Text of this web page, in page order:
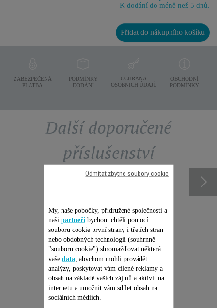
K dodání do méně než 5 dnů.
Přidat do nákupního košíku
ZABEZPEČENÁ
PLATBA
PODMÍNKY
DODÁNÍ
OCHRANA
OSOBNICH ÚDAJÙ
OBCHODNÍ
PODMÍNKY
Další doporučené
příslušenství
JEDNORÁZOVÁ PEVNÁ
CENA OPRAVY -
My, naše pobočky, přidružené společnosti a
naši partneři bychom chtěli pomocí
souborů cookie první strany i třetích stran
nebo obdobných technologií (souhrnně
"souborů cookie") shromažďovat některá
vaše data, abychom mohli provádět
analýzy, poskytovat vám cílené reklamy a
obsah na základě vašich zájmů a aktivit na
internetu a umožnit vám sdílet obsah na
sociálních médiích.
Odmítat zbytné soubory cookie